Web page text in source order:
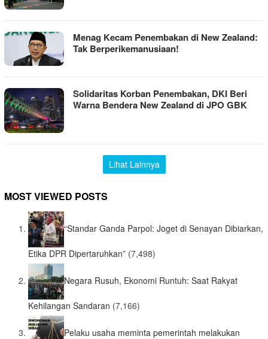
Menag Kecam Penembakan di New Zealand:
Tak Berperikemanusiaan!
Solidaritas Korban Penembakan, DKI Beri
Warna Bendera New Zealand di JPO GBK
Lihat Lainnya
MOST VIEWED POSTS
“Standar Ganda Parpol: Joget di Senayan Dibiarkan,
Etika DPR Dipertaruhkan” (7,498)
Negara Rusuh, Ekonomi Runtuh: Saat Rakyat
Kehilangan Sandaran (7,166)
Pelaku usaha meminta pemerintah melakukan